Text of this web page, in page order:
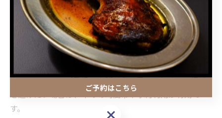
利用すれば、予算を抑えつつ多彩なメニューを楽しめま
また、公式アプリやクーポンサイトを事前にチェックし
て最新の割引情報を手に入れるのも賢い方法です。特に
「吉祥寺/居酒屋 安い」や「吉祥寺駅 居酒屋 安い」で検
索すると、コスパ重視の店舗が多く見つかります。混雑
を避けたい場合は、早めの時間帯や予約利用が有効で
す。
ご予約はこちら
ご予約はこちら